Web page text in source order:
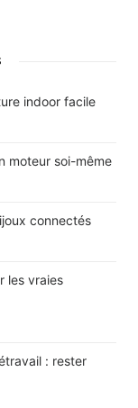
indoor facile
moteur soi-même
connectés
les vraies
: rester